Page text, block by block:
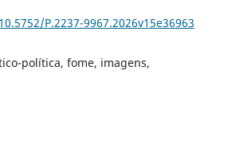
P.2237-9967.2026v15e36963
política, fome, imagens,